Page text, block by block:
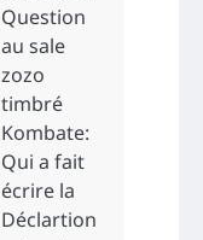
Question
au sale
zozo
timbré
Kombate:
Qui a fait
écrire la
Déclartion